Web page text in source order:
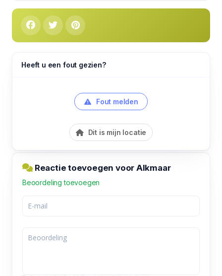
Heeft u een fout gezien?
Fout melden
Dit is mijn locatie
Reactie toevoegen voor Alkmaar
Beoordeling toevoegen